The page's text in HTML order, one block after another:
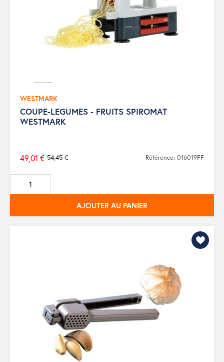
WESTMARK
COUPE-LEGUMES - FRUITS SPIROMAT
WESTMARK
Prix
de
base
54,45 €
49,01 € Référence: 016019FF
AJOUTER AU PANIER